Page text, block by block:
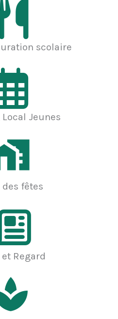
scolaire
Jeunes
des fêtes
Regard